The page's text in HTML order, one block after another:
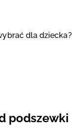
dla dziecka?
podszewki